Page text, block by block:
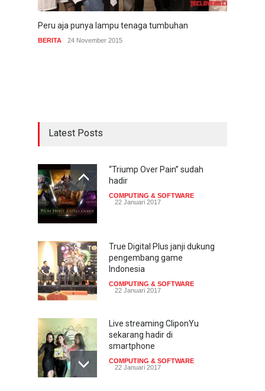
Peru aja punya lampu tenaga tumbuhan
BERITA 24 November 2015
Latest Posts
“Triump Over Pain” sudah
hadir
COMPUTING & SOFTWARE
22 Januari 2017
True Digital Plus janji dukung
pengembang game
Indonesia
COMPUTING & SOFTWARE
22 Januari 2017
Live streaming CliponYu
sekarang hadir di
smartphone
COMPUTING & SOFTWARE
22 Januari 2017